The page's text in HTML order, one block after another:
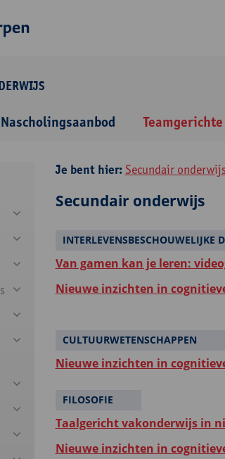
Nascholingsaanbod
Je bent hier: Secundair
Secundair onderwijs
INTERLEVENSBESCHOUWELIJKE
Van gamen kan je leren:
Nieuwe inzichten in
CULTUURWETENSCHAPPEN
Nieuwe inzichten in
FILOSOFIE
Taalgericht vakonderwijs in
Nieuwe inzichten in